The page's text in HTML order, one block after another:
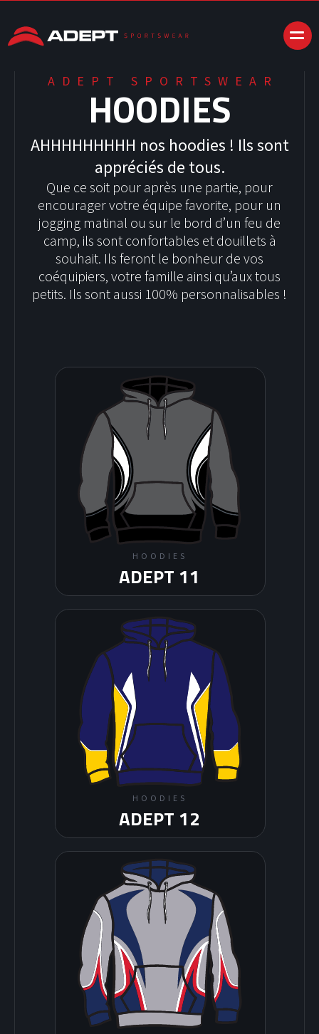
ADEPT SPORTSWEAR
HOODIES
AHHHHHHHHH nos hoodies ! Ils sont
appréciés de tous.
Que ce soit pour après une partie, pour
encourager votre équipe favorite, pour un
jogging matinal ou sur le bord d’un feu de
camp, ils sont confortables et douillets à
souhait. Ils feront le bonheur de vos
coéquipiers, votre famille ainsi qu’aux tous
petits. Ils sont aussi 100% personnalisables !
HOODIES
ADEPT 11
HOODIES
ADEPT 12